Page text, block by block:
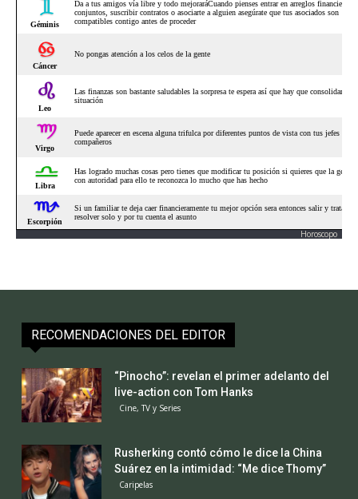
Horoscopo
RECOMENDACIONES DEL EDITOR
“Pinocho”: revelan el primer adelanto del
live-action con Tom Hanks
Cine, TV y Series
Rusherking contó cómo le dice la China
Suárez en la intimidad: “Me dice Thomy”
Caripelas